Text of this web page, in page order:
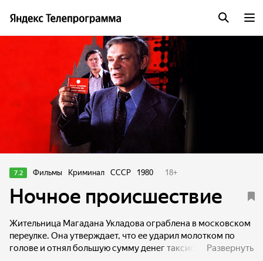
7.2 Фильмы Криминал СССР 1980 18+
Ночное происшествие
Жительница Магадана Укладова ограблена в московском
переулке. Она утверждает, что ее ударил молотком по
голове и отнял большую сумму денег таксист.
Развернуть